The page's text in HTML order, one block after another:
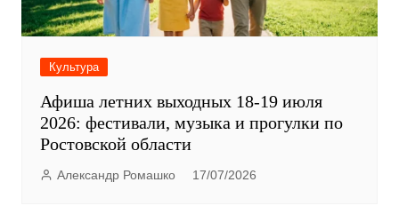
Культура
Афиша летних выходных 18-19 июля
2026: фестивали, музыка и прогулки по
Ростовской области
Александр Ромашко 17/07/2026